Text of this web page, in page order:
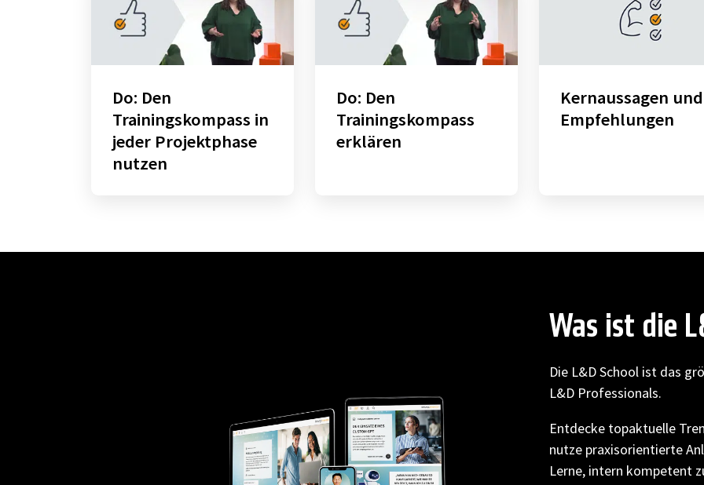
Do: Den
Trainingskompass in
jeder Projektphase
nutzen
Do: Den
Trainingskompass
erklären
Kernaussagen und
Empfehlungen
Was ist die
Die L&D School ist das
L&D Professionals.
Entdecke topaktuelle
nutze praxisorientierte
Lerne, intern kompetent